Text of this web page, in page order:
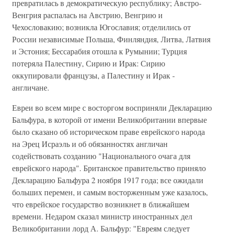
превратилась в демократическую республику; Австро-
Венгрия распалась на Австрию, Венгрию и
Чехословакию; возникла Югославия; отделились от
России независимые Польша, Финляндия, Литва, Латвия
и Эстония; Бессарабия отошла к Румынии; Турция
потеряла Палестину, Сирию и Ирак: Сирию
оккупировали французы, а Палестину и Ирак -
англичане.
Евреи во всем мире с восторгом восприняли Декларацию
Бальфура, в которой от имени Великобритании впервые
было сказано об историческом праве еврейского народа
на Эрец Исраэль и об обязанностях англичан
содействовать созданию "Национального очага для
еврейского народа". Британское правительство приняло
Декларацию Бальфура 2 ноября 1917 года; все ожидали
больших перемен, и самым восторженным уже казалось,
что еврейское государство возникнет в ближайшем
времени. Недаром сказал министр иностранных дел
Великобритании лорд А. Бальфур: "Евреям следует